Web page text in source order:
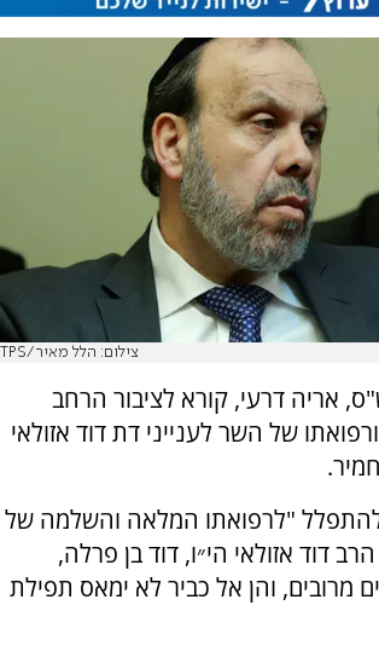
צילום: הלל מאיר/TPS
אריה דרעי, קורא לציבור הרחב
של השר לענייני דת דוד אזולאי
"לרפואתו המלאה והשלמה של
דוד אזולאי הי״ו, דוד בן פרלה,
מרובים, והן אל כביר לא ימאס תפילת